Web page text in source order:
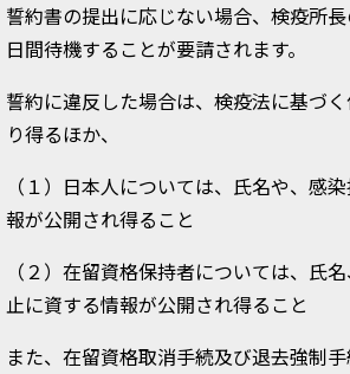
誓約書の提出に応じない場合、検疫所
日間待機することが要請されます。
誓約に違反した場合は、検疫法に基づ
り得るほか、
（１）日本人については、氏名や、感
報が公開され得ること
（２）在留資格保持者については、氏
止に資する情報が公開され得ること
また、在留資格取消手続及び退去強制